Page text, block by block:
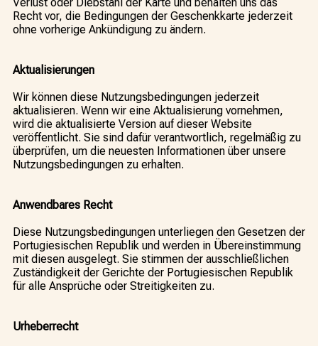
Recht vor, die Bedingungen der Geschenkkarte jederzeit
ohne vorherige Ankündigung zu ändern.
Aktualisierungen
Wir können diese Nutzungsbedingungen jederzeit
aktualisieren. Wenn wir eine Aktualisierung vornehmen,
wird die aktualisierte Version auf dieser Website
veröffentlicht. Sie sind dafür verantwortlich, regelmäßig zu
überprüfen, um die neuesten Informationen über unsere
Nutzungsbedingungen zu erhalten.
Anwendbares Recht
Diese Nutzungsbedingungen unterliegen den Gesetzen der
Portugiesischen Republik und werden in Übereinstimmung
mit diesen ausgelegt. Sie stimmen der ausschließlichen
Zuständigkeit der Gerichte der Portugiesischen Republik
für alle Ansprüche oder Streitigkeiten zu.
Urheberrecht